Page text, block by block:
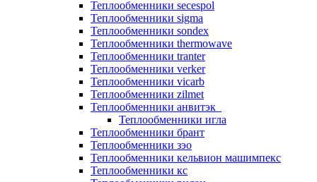
Теплообменники secespol
Теплообменники sigma
Теплообменники sondex
Теплообменники thermowave
Теплообменники tranter
Теплообменники verker
Теплообменники vicarb
Теплообменники zilmet
Теплообменники анвитэк
Теплообменники игла
Теплообменники брант
Теплообменники зэо
Теплообменники кельвион машимпекс
Теплообменники кс